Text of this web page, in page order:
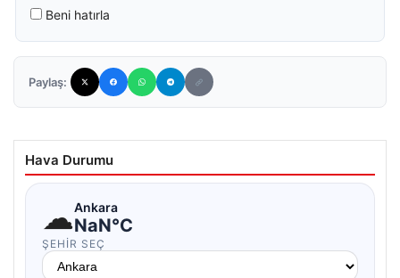
Beni hatırla
Paylaş:
Hava Durumu
☁Ankara
NaN°C
ŞEHIR SEÇ